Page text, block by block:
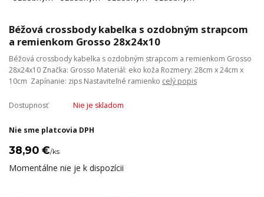
Béžová crossbody kabelka s ozdobným strapcom
a remienkom Grosso 28x24x10
Béžová crossbody kabelka s ozdobným strapcom a remienkom Grosso
28x24x10 Značka: Grosso Materiál: eko koža Rozmery: 28cm x 24cm x
10cm Zapínanie: zips Nastaviteľné ramienko celý popis
Dostupnosť Nie je skladom
Nie sme platcovia DPH
38,90 €/ks
Momentálne nie je k dispozícii